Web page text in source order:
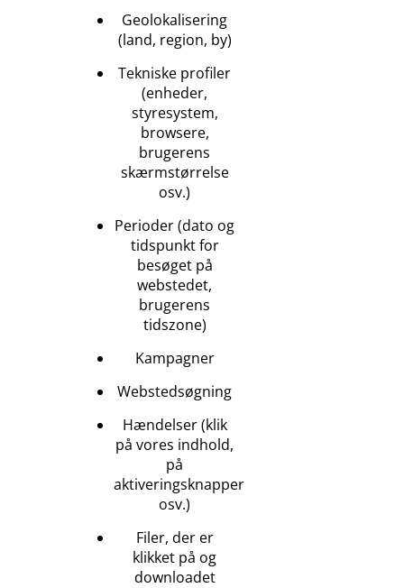
Geolokalisering
(land, region, by)
Tekniske profiler
(enheder,
styresystem,
browsere,
brugerens
skærmstørrelse
osv.)
Perioder (dato og
tidspunkt for
besøget på
webstedet,
brugerens
tidszone)
Kampagner
Webstedsøgning
Hændelser (klik
på vores indhold,
på
aktiveringsknapper
osv.)
Filer, der er
klikket på og
downloadet